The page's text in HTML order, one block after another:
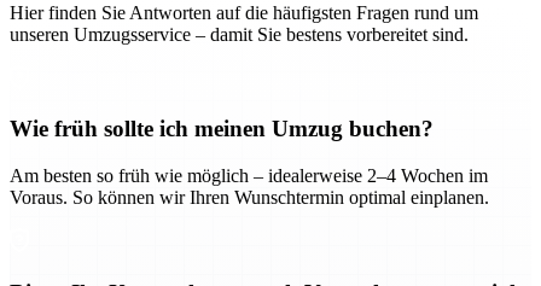
Hier finden Sie Antworten auf die häufigsten Fragen rund um
unseren Umzugsservice – damit Sie bestens vorbereitet sind.
Wie früh sollte ich meinen Umzug buchen?
Am besten so früh wie möglich – idealerweise 2–4 Wochen im
Voraus. So können wir Ihren Wunschtermin optimal einplanen.